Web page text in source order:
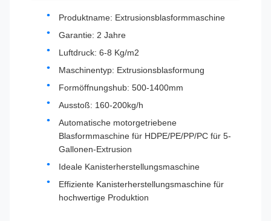
Produktname: Extrusionsblasformmaschine
Garantie: 2 Jahre
Luftdruck: 6-8 Kg/m2
Maschinentyp: Extrusionsblasformung
Formöffnungshub: 500-1400mm
Ausstoß: 160-200kg/h
Automatische motorgetriebene
Blasformmaschine für HDPE/PE/PP/PC für 5-
Gallonen-Extrusion
Ideale Kanisterherstellungsmaschine
Effiziente Kanisterherstellungsmaschine für
hochwertige Produktion